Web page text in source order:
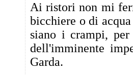
Ai ristori non mi
bicchiere o di
siano i crampi,
dell'imminente
Garda.